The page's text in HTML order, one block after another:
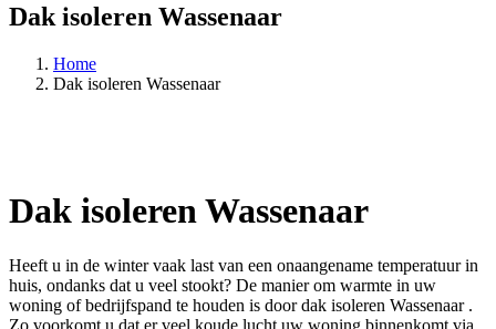
Dak isoleren Wassenaar
Home
Dak isoleren Wassenaar
Dak isoleren Wassenaar
Heeft u in de winter vaak last van een onaangename temperatuur in
huis, ondanks dat u veel stookt? De manier om warmte in uw
woning of bedrijfspand te houden is door dak isoleren Wassenaar .
Zo voorkomt u dat er veel koude lucht uw woning binnenkomt via